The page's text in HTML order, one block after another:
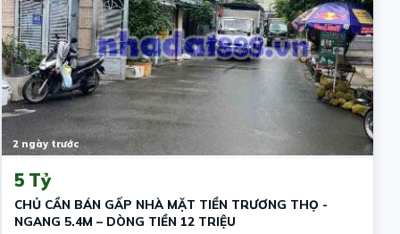
2 ngày trước
5 Tỷ
CHỦ CẦN BÁN GẤP NHÀ MẶT TIỀN TRƯƠNG THỌ -
NGANG 5.4M – DÒNG TIỀN 12 TRIỆU